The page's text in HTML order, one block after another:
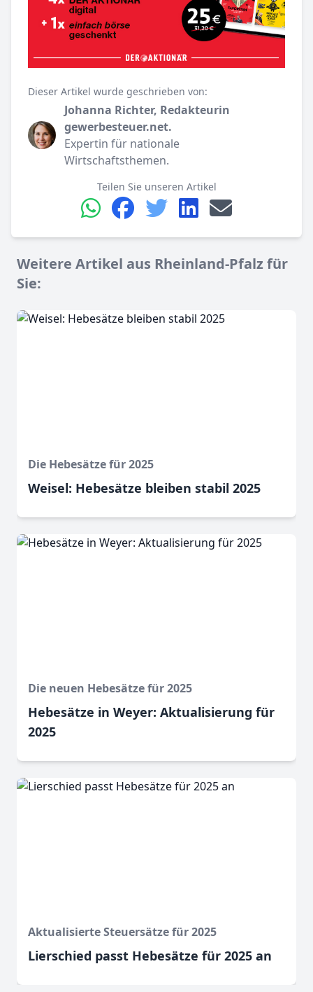
Dieser Artikel wurde geschrieben von:
Johanna Richter, Redakteurin
gewerbesteuer.net.
Expertin für nationale
Wirtschaftsthemen.
Teilen Sie unseren Artikel
Weitere Artikel aus Rheinland-Pfalz für
Sie:
Die Hebesätze für 2025
Weisel: Hebesätze bleiben stabil 2025
Die neuen Hebesätze für 2025
Hebesätze in Weyer: Aktualisierung für
2025
Aktualisierte Steuersätze für 2025
Lierschied passt Hebesätze für 2025 an